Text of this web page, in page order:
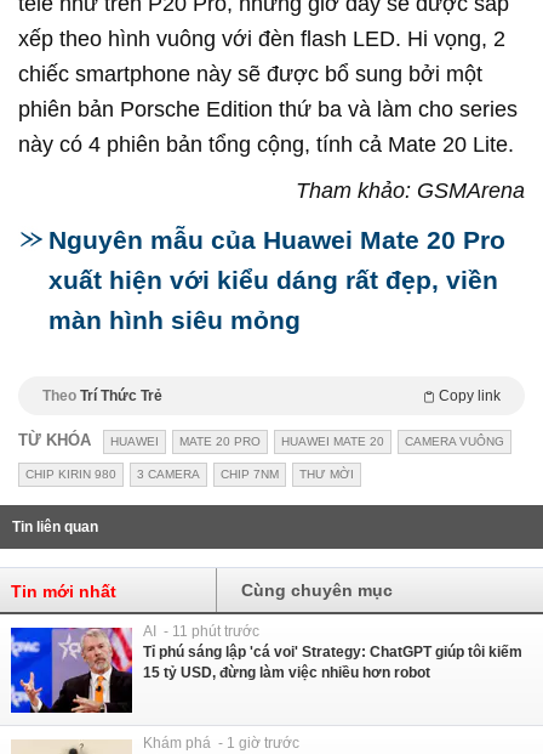
xếp theo hình vuông với đèn flash LED. Hi vọng, 2
chiếc smartphone này sẽ được bổ sung bởi một
phiên bản Porsche Edition thứ ba và làm cho series
này có 4 phiên bản tổng cộng, tính cả Mate 20 Lite.
Tham khảo: GSMArena
Nguyên mẫu của Huawei Mate 20 Pro
xuất hiện với kiểu dáng rất đẹp, viền
màn hình siêu mỏng
Theo Trí Thức Trẻ Copy link
TỪ KHÓA HUAWEI MATE 20 PRO HUAWEI MATE 20 CAMERA VUÔNG
CHIP KIRIN 980 3 CAMERA CHIP 7NM THƯ MỜI
Tin liên quan
Tin mới nhất Cùng chuyên mục
AI - 11 phút trước
Tỉ phú sáng lập 'cá voi' Strategy: ChatGPT giúp tôi kiếm
15 tỷ USD, đừng làm việc nhiều hơn robot
Khám phá - 1 giờ trước